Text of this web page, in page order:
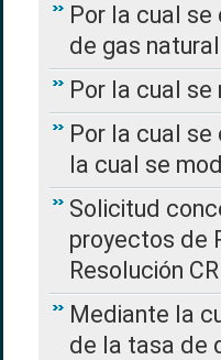
Por la cual
de gas natural
Por la cual se
Por la cual se
la cual se
Solicitud
proyectos de
Resolución
Mediante la
de la tasa de